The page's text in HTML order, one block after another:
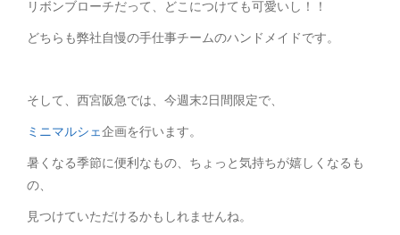
リボンブローチだって、どこにつけても可愛いし！！
どちらも弊社自慢の手仕事チームのハンドメイドです。
そして、西宮阪急では、今週末2日間限定で、
ミニマルシェ企画を行います。
暑くなる季節に便利なもの、ちょっと気持ちが嬉しくなるも
の、
見つけていただけるかもしれませんね。